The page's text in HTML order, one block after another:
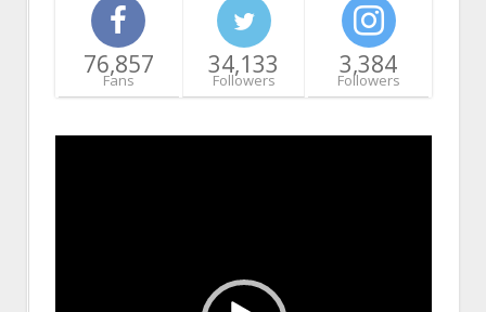
76,857
Fans
34,133
Followers
3,384
Followers